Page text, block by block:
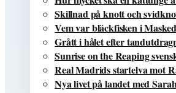
Skillnad på knott och
Vem var bläckfisken i
Grått i hålet efter
Sunrise on the Reaping
Real Madrids startelva mot
Nya livet på landet med